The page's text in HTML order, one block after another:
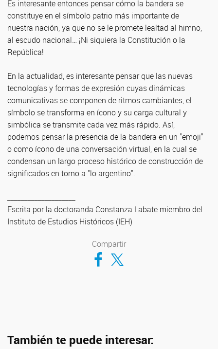
Es interesante entonces pensar cómo la bandera se
constituye en el símbolo patrio más importante de
nuestra nación, ya que no se le promete lealtad al himno,
al escudo nacional… ¡Ni siquiera la Constitución o la
República!
En la actualidad, es interesante pensar que las nuevas
tecnologías y formas de expresión cuyas dinámicas
comunicativas se componen de ritmos cambiantes, el
símbolo se transforma en ícono y su carga cultural y
simbólica se transmite cada vez más rápido. Así,
podemos pensar la presencia de la bandera en un "emoji"
o como ícono de una conversación virtual, en la cual se
condensan un largo proceso histórico de construcción de
significados en torno a "lo argentino".
Escrita por la doctoranda Constanza Labate miembro del
Instituto de Estudios Históricos (IEH)
Compartir
Compartir en Facebook
Compartir en Twitter
También te puede interesar: